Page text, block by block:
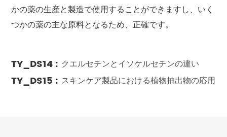
かの薬の生産と製造で使用することができますし、いく
つかの薬の主な原料となるため、正確です。
TY_DS14 : クエルセチンとイソケルセチンの違い
TY_DS15 : スキンケア製品における植物抽出物の応用